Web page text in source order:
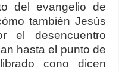
del evangelio de
también Jesús
el desencuentro
hasta el punto de
cono dicen